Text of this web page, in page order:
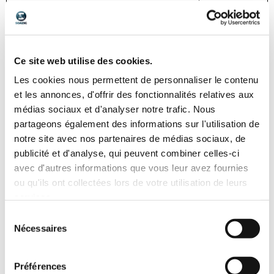
Ce site web utilise des cookies.
Les cookies nous permettent de personnaliser le contenu
et les annonces, d'offrir des fonctionnalités relatives aux
médias sociaux et d'analyser notre trafic. Nous
partageons également des informations sur l'utilisation de
notre site avec nos partenaires de médias sociaux, de
publicité et d'analyse, qui peuvent combiner celles-ci
avec d'autres informations que vous leur avez fournies
ou qu'ils ont collectées lors de votre utilisation de leurs
Nécessaires
Préférences
CAPOTAGE DE TETES DE VIS
OU D’ECROUS
INOX A2 OU ACIER
A frapper par-dessus la tête de vis ou l’écrou
Permet de protéger des installations déjà
Ecrou relieur Torx à téton
à téton,